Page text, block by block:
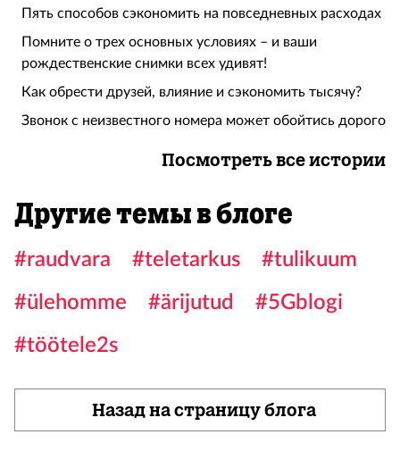
Пять способов сэкономить на повседневных расходах
Помните о трех основных условиях – и ваши
рождественские снимки всех удивят!
Как обрести друзей, влияние и сэкономить тысячу?
Звонок с неизвестного номера может обойтись дорого
Посмотреть все истории
Другие темы в блоге
#raudvara #teletarkus
#tulikuum
#ülehomme
#ärijutud
#5Gblogi
#töötele2s
Назад на страницу блога